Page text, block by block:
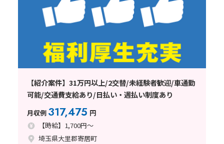
【紹介案件】31万円以上/2交替/未経験者歓迎/車通勤
可能/交通費支給あり/日払い・週払い制度あり
月収例 317,475 円
【時給】1,700円～
埼玉県大里郡寄居町